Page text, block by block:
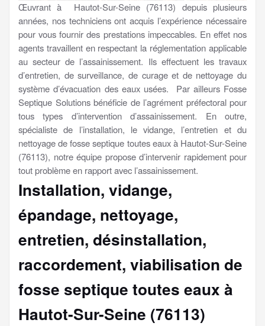
Œuvrant à Hautot-Sur-Seine (76113) depuis plusieurs
années, nos techniciens ont acquis l’expérience nécessaire
pour vous fournir des prestations impeccables. En effet nos
agents travaillent en respectant la réglementation applicable
au secteur de l’assainissement. Ils effectuent les travaux
d’entretien, de surveillance, de curage et de nettoyage du
système d’évacuation des eaux usées. Par ailleurs Fosse
Septique Solutions bénéficie de l’agrément préfectoral pour
tous types d’intervention d’assainissement. En outre,
spécialiste de l’installation, le vidange, l’entretien et du
nettoyage de fosse septique toutes eaux à Hautot-Sur-Seine
(76113), notre équipe propose d’intervenir rapidement pour
tout problème en rapport avec l’assainissement.
Installation, vidange,
épandage, nettoyage,
entretien, désinstallation,
raccordement, viabilisation de
fosse septique toutes eaux à
Hautot-Sur-Seine (76113)